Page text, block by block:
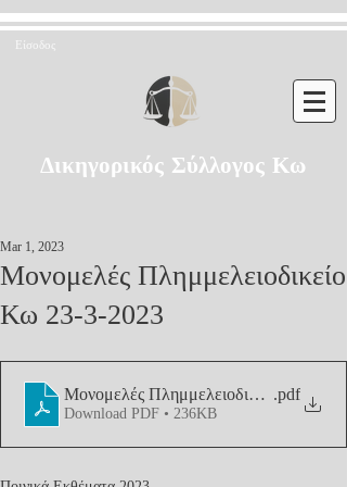
Είσοδος
Δικηγορικός Σύλλογος Κω
Μονομελές Πλημμελειοδικείο
Κω 23-3-2023
Mar 1, 2023
Μονομελές Πλημμελειοδικείο Κω 23-3-
.pdf
Download PDF • 236KB